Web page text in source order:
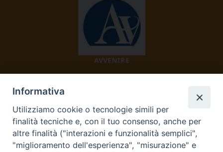
AVVENIRE
Informativa
Utilizziamo cookie o tecnologie simili per
finalità tecniche e, con il tuo consenso, anche per
altre finalità ("interazioni e funzionalità semplici",
"miglioramento dell'esperienza", "misurazione" e